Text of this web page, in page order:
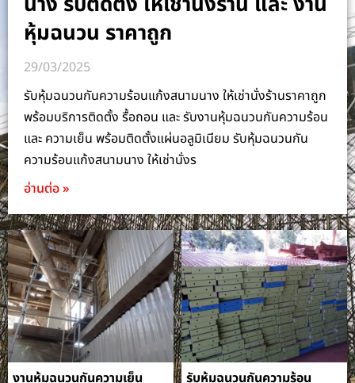
หุ้มฉนวน ราคาถูก
29/03/2025
รับหุ้มฉนวนกันความร้อนแก้งสนามนาง ให้เช่านั่งร้านราคาถูก
พร้อมบริการติดตั้ง รื้อถอน และ รับงานหุ้มฉนวนกันความร้อน
และ ความเย็น พร้อมติดตั้งแผ่นอลูมิเนียม รับหุ้มฉนวนกัน
ความร้อนแก้งสนามนาง ให้เช่านั่งร
อ่านต่อ »
งานหุ้มฉนวนกันความเย็น รับหุ้มฉนวนกันความร้อน